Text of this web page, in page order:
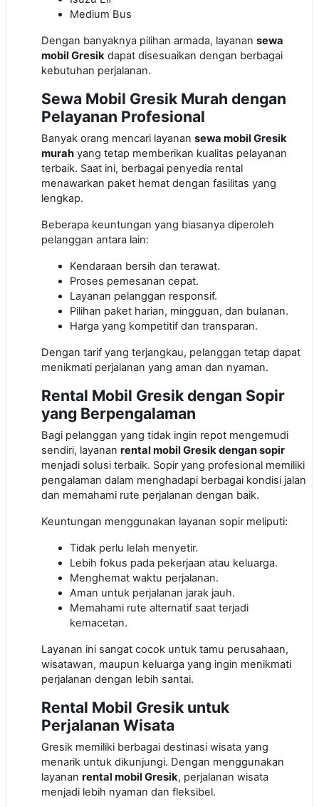
Medium Bus
Dengan banyaknya pilihan armada, layanan sewa
mobil Gresik dapat disesuaikan dengan berbagai
kebutuhan perjalanan.
Sewa Mobil Gresik Murah dengan
Pelayanan Profesional
Banyak orang mencari layanan sewa mobil Gresik
murah yang tetap memberikan kualitas pelayanan
terbaik. Saat ini, berbagai penyedia rental
menawarkan paket hemat dengan fasilitas yang
lengkap.
Beberapa keuntungan yang biasanya diperoleh
pelanggan antara lain:
Kendaraan bersih dan terawat.
Proses pemesanan cepat.
Layanan pelanggan responsif.
Pilihan paket harian, mingguan, dan bulanan.
Harga yang kompetitif dan transparan.
Dengan tarif yang terjangkau, pelanggan tetap dapat
menikmati perjalanan yang aman dan nyaman.
Rental Mobil Gresik dengan Sopir
yang Berpengalaman
Bagi pelanggan yang tidak ingin repot mengemudi
sendiri, layanan rental mobil Gresik dengan sopir
menjadi solusi terbaik. Sopir yang profesional memiliki
pengalaman dalam menghadapi berbagai kondisi jalan
dan memahami rute perjalanan dengan baik.
Keuntungan menggunakan layanan sopir meliputi:
Tidak perlu lelah menyetir.
Lebih fokus pada pekerjaan atau keluarga.
Menghemat waktu perjalanan.
Aman untuk perjalanan jarak jauh.
Memahami rute alternatif saat terjadi
kemacetan.
Layanan ini sangat cocok untuk tamu perusahaan,
wisatawan, maupun keluarga yang ingin menikmati
perjalanan dengan lebih santai.
Rental Mobil Gresik untuk
Perjalanan Wisata
Gresik memiliki berbagai destinasi wisata yang
menarik untuk dikunjungi. Dengan menggunakan
layanan rental mobil Gresik, perjalanan wisata
menjadi lebih nyaman dan fleksibel.